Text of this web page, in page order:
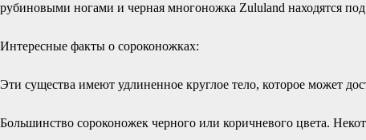
рубиновыми ногами и черная многоножка Zululand находятся
Интересные факты о сороконожках:
Эти существа имеют удлиненное круглое тело, которое может
Большинство сороконожек черного или коричневого цвета.